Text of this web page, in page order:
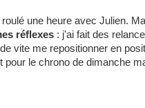
une heure avec Julien. Ma
réflexes : j'ai fait des
vite me repositionner en
le chrono de dimanche